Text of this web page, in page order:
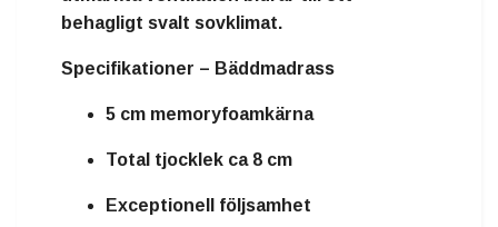
behagligt svalt sovklimat.
Specifikationer – Bäddmadrass
5 cm memoryfoamkärna
Total tjocklek ca 8 cm
Exceptionell följsamhet